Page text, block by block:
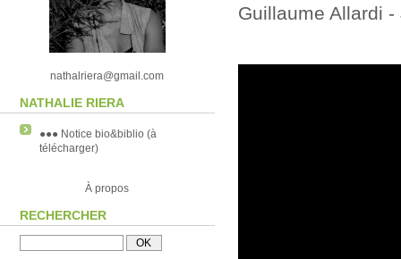
nathalriera@gmail.com
NATHALIE RIERA
●●● Notice bio&biblio (à
télécharger)
À propos
RECHERCHER
Guillaume Allardi